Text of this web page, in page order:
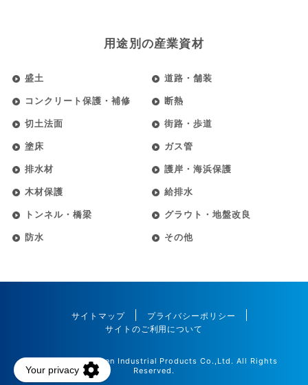
用途別の産業資材
盛土 道路・舗装
コンクリート保護・補修 断熱
切土法面 街路・歩道
塗床 ガス管
排水材 護岸・海浜保護
木材保護 給排水
トンネル・橋梁 グラウト・地盤改良
防水 その他
サイトマップ
プライバシーポリシー
サイトのご利用について
©2025 Maedakosen Industrial Products Co.,Ltd. All Rights
Reserved.